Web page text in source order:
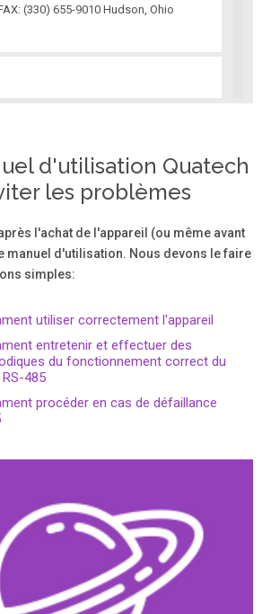
(330) 655-9010 Hudson, Ohio
perform under normal operating
with the procedures
during the warranty period.
Inc. NOTICE The information
programs that might accompany
used only in accordance with any
between the purchaser and
Manufacturer's Name: Quatech
336/EEC Stand.
30 6 Other
25 5.6.1 Changing
d'utilisation Quatech
les problèmes
l'achat de l'appareil (ou même avant
manuel d'utilisation. Nous devons le faire
simples:
utiliser correctement l'appareil
entretenir et effectuer des
du fonctionnement correct du
485
procéder en cas de défaillance